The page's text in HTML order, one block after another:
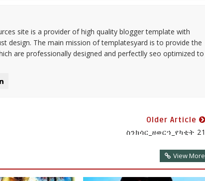
site is a provider of high quality blogger template with
design. The main mission of templatesyard is to provide the
are professionally designed and perfectlly seo optimized to
Older Article
ስንክሳር_ዘወርኀ_የካቲት 21
View More